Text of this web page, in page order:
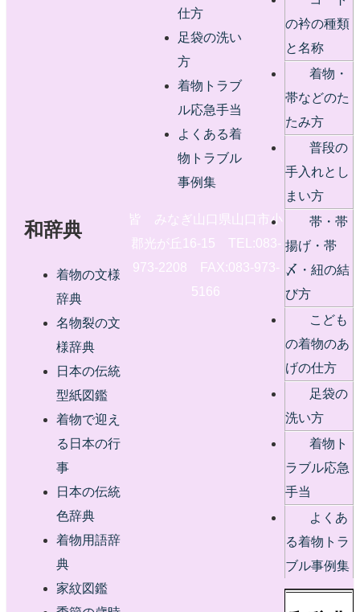
の衿の種類
と名称
着物・
帯などのた
たみ方
普段の
手入れとし
まい方
帯・帯
揚げ・帯
〆・紐の結
び方
こども
の着物のあ
げの仕方
足袋の
洗い方
着物ト
ラブル応急
手当
よくあ
る着物トラ
ブル事例集
仕方
足袋の洗い
方
着物トラブ
ル応急手当
よくある着
物トラブル
事例集
和辞典
着物の文様
辞典
名物裂の文
様辞典
日本の伝統
型紙図鑑
着物で迎え
る日本の行
事
日本の伝統
色辞典
着物用語辞
典
家紋図鑑
皆 みなぎ山口県山口市小
郡光が丘16-15 TEL:083-
973-2208 FAX:083-973-
5166